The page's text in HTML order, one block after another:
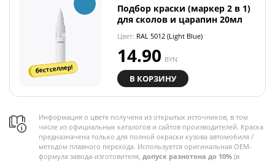
бестселлер!
Подбор краски (маркер 2 в 1)
для сколов и царапин 20мл
Цвет: RAL 5012 (Light Blue)
14.90 BYN
В КОРЗИНУ
Информация о цвете получена из открытых источников, в том
числе из официальных каталогов и сайтов производителей. Краска
предназначена только для полной окраски кузова автомобиля /
методом плавного перехода. Используется оригинальная OEM-
формула завода-изготовителя, допуск разнотона до 10% (в